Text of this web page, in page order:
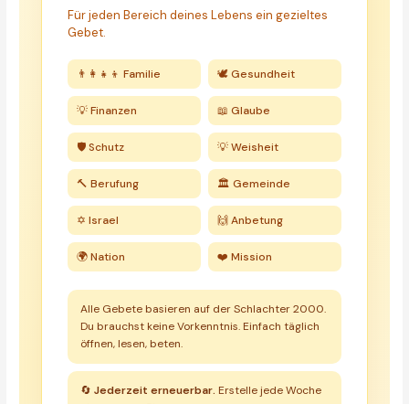
Für jeden Bereich deines Lebens ein gezieltes
Gebet.
👨‍👩‍👧‍👦 Familie 🕊️ Gesundheit
💡 Finanzen 📖 Glaube
🛡️ Schutz 💡 Weisheit
🔨 Berufung 🏛️ Gemeinde
✡️ Israel 🙌 Anbetung
🌍 Nation ❤️ Mission
Alle Gebete basieren auf der Schlachter 2000.
Du brauchst keine Vorkenntnis. Einfach täglich
öffnen, lesen, beten.
🔄Jederzeit erneuerbar. Erstelle jede Woche